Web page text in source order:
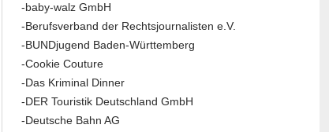
-baby-walz GmbH
-Berufsverband der Rechtsjournalisten e.V.
-BUNDjugend Baden-Württemberg
-Cookie Couture
-Das Kriminal Dinner
-DER Touristik Deutschland GmbH
-Deutsche Bahn AG